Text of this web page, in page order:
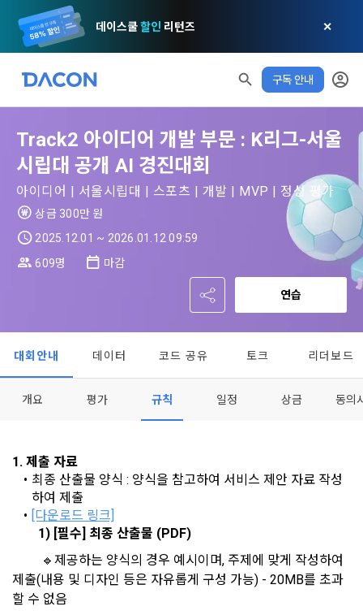
데이스쿨할인 리턴즈 ✕
구독 안내
✕ MY XP XP 안내
LEVEL 1
0/150 XP
오늘의 XP
0 / 800
적립 XP
이용약관
제 1 조 (목적)
본 약관은 데이콘 주식회사(이하 “회사”)와 “회원” 간에 정보 서
비스를 이용하는 조건 및 절차에 관한 필요한 사항을 약속하여
규정하는 데 그 목적이 있다. “회원”은 모든 약관에 동의해야 하
며, 어떤 방식이든 본 서비스를 사용한다는 것은 “회원”이 본 약
관의 전부에 동의한다는 것을 의미하며 본 약관은 “회원”이 서비
스를 사용하는 동안 계속 유효하다. 본 약관은 저작권 분쟁 정책
제 2 조 (용어의 정의)
이 약관에서 사용하는 용어의 정의는 아래와 같다.
또는 "회사"가 운영하는 아래 웹사이트를 말한다.
가. ***.dacon.io
2. "서비스"라 함은 “대회”, “교육”, “인재풀 등록” 등 사이트에서
제공하는 모든 서비스를 말한다. 그 외 "회사"가 운영하는 사이
분류, 가공, 집계하여 정보를 제공하는 서비스를 포함한다.
3. "개인회원"이라 함은 서비스를 이용하기 위하여 이 약관에 동
의하고 "회사"와 이용 계약을 체결한 개인을 말한다.
개인정보 처리방침
데이콘 개인정보 처리방침
데이콘은 이용자 개인정보 보호를 여러 경영요소 가운데 최
우선의 가치로 두고 있습니다. 데이콘주식회사(이하 ‘데이콘’ 또
는 ‘회사’)는 서비스 기획부터 종료까지 정보통신망 이용촉진 및
1. 개인정보처리방침의 의의
데이콘이 어떤 정보를 수집하고, 수집한 정보를 어떻게 사용하
적을 달성한 정보를 언제, 어떻게 파기 하는지 등 ‘개인정보의 한
살이’와 관련한 정보를 투명하게 제공합니다.
정보주체로서 이용자는 자신의 개인정보에 대해 어떤 권리를 가
지고 있으며, 이를 어떤 방법과 절차로 행사할 수 있는지를 알려
드립니다. 또한, 법정대리인(부모 등)이 만14세 미만 아동의 개
인정보 보호를 위해 어떤 권리를 행사할 수 있는지도 함께 안내
합니다.
마케팅 정보 수신 동의
1. 광고성 정보의 이용목적
DACON이 제공하는 이용자 맞춤형 서비스 및 상품 추천, 각종
경품 행사, 이벤트, 경진대회 홍보 목적 등의 광고성 정보를 전자
서신우편, 문자(SMS 또는 카카오 알림톡), 푸시, 전화 등을 통해
- 마케팅 수신 동의는 거부하실 수 있으며 동의 이후에라도 고객
의 의사에 따라 동의를 철회할 수 있습니다.
동의를 거부 하시더라도 DACON에서 제공하는 서비스의 이용
단, 할인, 이벤트 및 이용자 맞춤형 상품 추천 등의 마케팅 정보
안내 서비스가 제한됩니다.
2. 미동의 시 불이익 사항
개인정보보호법 제22조 제5항에 의해 선택정보 사항에 대해서
는 동의 거부 하시더라도 서비스 이용에 제한되지 않습니다.
단, 할인, 이벤트 및 이용자 맞춤형 상품 추천 등의 마케팅 정보
Track2 아이디어 개발 부문 : K리그-서울
시립대 공개 AI 경진대회
아이디어 | 서울시립대 | 스포츠 | 개발 | MVP | 정성 평가
상금 300만 원
2025.12.01 ~ 2026.01.12 09:59
609명
마감
연습
대회안내 데이터 코드 공유 토크 리더보드
개요 평가 규칙 일정 상금 동의
1. 제출 자료
최종 산출물 양식 : 양식을 참고하여 서비스 제안 자료 작성
하여 제출
[다운로드 링크]
		1) [필수] 최종 산출물 (PDF)
제출(내용 및 디자인 등은 자유롭게 구성 가능) - 20MB를 초과
할 수 없음